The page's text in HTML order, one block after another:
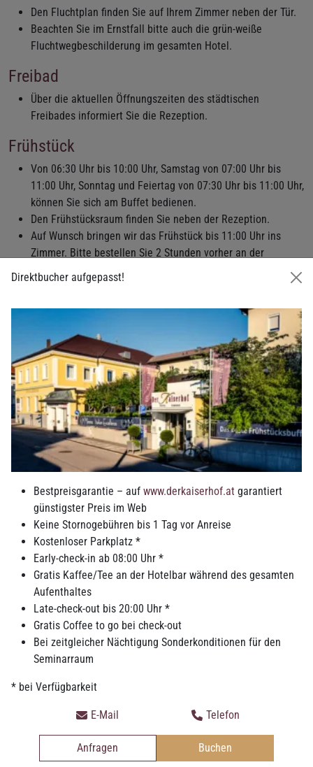
Den Fluchtplan finden Sie auf Ihrem Zimmer neben der Tür.
Beachten Sie im Ernstfall bitte auch die grün-weiße
Fluchtwegbeschilderung im gesamten Hotel.
Freibad
Über die aktuellen Öffnungszeiten des städtischen
Freibades informiert Sie die Rezeption.
Frühstück
Von 06:30 Uhr bis 10:00 Uhr, Samstag von 07:00 Uhr bis
11:00 Uhr, Sonntag und Feiertag von 07:30 Uhr bis 11:00 Uhr,
können Sie sich am Buffet bedienen.
Den Frühstücksraum finden Sie neben der Rezeption.
Auf Wunsch bringen wir das Frühstück bis 11:00 Uhr ins
Zimmer. Bitte bestellen Sie 2 Stunden vorher an der
Rezeption (Taste 9 am Haustelefon). Der Aufpreis beträgt €
9,00 pro Person.
Garage
Direkt vor dem Hotel befindet sich eine kostenpflichtige
öffentliche Tiefgarage.
Die Einfahrt ist gegenüber im Gebäude der Sparkasse.
Auf Anfrage erhalten Sie ein kostenfreies Ticket an der
Rezeption.
Gästepantoffel
Gästepantoffel finden Sie im Kleiderschrank in Ihrem
Zimmer und in der Sauna.
Gepäckaufbewahrung
Vor Check-in oder nach Check-out deponieren wir Ihre Koffer
gerne sicher an der Rezeption.
Falls Sie einige Tage außer Haus sind, können wir Ihre
Utensilien auch im Wäschedepot einschließen.
Gepäckservice
Unsere Rezeptionistinnen sind Ihnen gerne behilflich.
Haartrockner
Finden Sie in Ihrem Badezimmer.
Hallenbad inklusive Saunalandschaft
Über die aktuellen Öffnungszeiten des städtischen Bades
(Sommer/Winter) informiert Sie die Rezeption.
Direktbucher aufgepasst!
Bestpreisgarantie – auf www.derkaiserhof.at garantiert
günstigster Preis im Web
Keine Stornogebühren bis 1 Tag vor Anreise
Kostenloser Parkplatz *
Early-check-in ab 08:00 Uhr *
Gratis Kaffee/Tee an der Hotelbar während des gesamten
Aufenthaltes
Late-check-out bis 20:00 Uhr *
Gratis Coffee to go bei check-out
Bei zeitgleicher Nächtigung Sonderkonditionen für den
Seminarraum
* bei Verfügbarkeit
E-Mail Telefon
Anfragen Buchen